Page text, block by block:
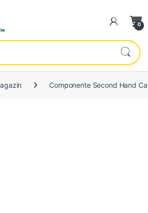
0
Componente Second Hand